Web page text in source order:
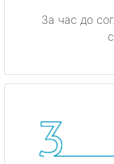
За час до